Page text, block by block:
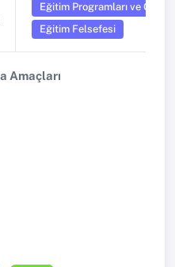
Eğitim Programları ve
Eğitim Felsefesi
Amaçları